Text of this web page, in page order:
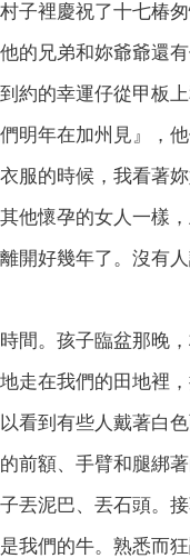
村子裡慶祝了十七椿
的兄弟和妳爺爺還
約的幸運仔從甲板
明年在加州見』，
衣服的時候，我看著
他懷孕的女人一樣
開好幾年了。沒有
時間。孩子臨盆那晚
走在我們的田地裡
看到有些人戴著白
前額、手臂和腿綁著
子丟泥巴、丟石頭。
我們的牛。熟悉而